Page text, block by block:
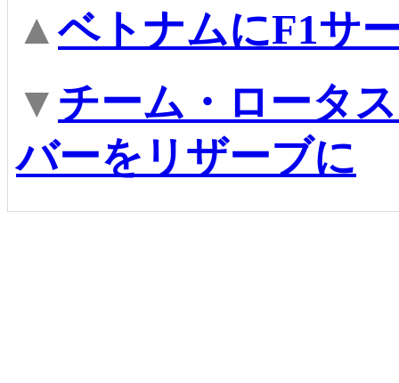
▲ベトナムにF1サ
▼ チーム・ロータ
バーをリザーブに